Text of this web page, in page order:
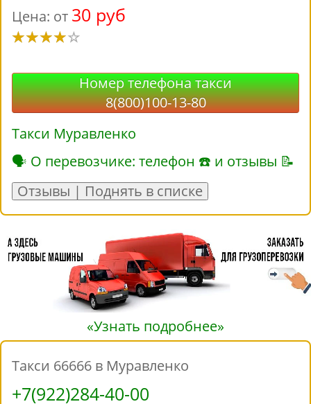
Цена: от 30 руб
Номер телефона такси
8(800)100-13-80
Такси Муравленко
🗣 О перевозчике: телефон ☎ и отзывы 📝
Отзывы | Поднять в списке
«Узнать подробнее»
Такси 66666 в Муравленко
+7(922)284-40-00